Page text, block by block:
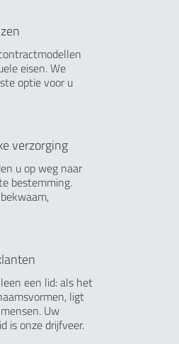
eisen. We
optie voor u
verzorging
u op weg naar
bestemming.
een lid: als het
ligt
Uw
is onze drijfveer.